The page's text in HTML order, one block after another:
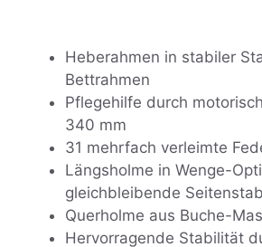
Heberahmen in stabiler
Bettrahmen
Pflegehilfe durch
340 mm
31 mehrfach verleimte
Längsholme in Wenge-
gleichbleibende
Querholme aus Buche-
Hervorragende Stabilität